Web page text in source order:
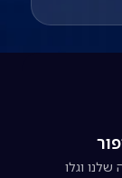
וגלו